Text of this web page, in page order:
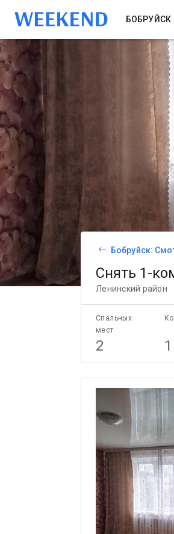
БОБРУЙСК
Бобруйск:
Снять 1-
Ленинский район
Спальных
мест
2 1